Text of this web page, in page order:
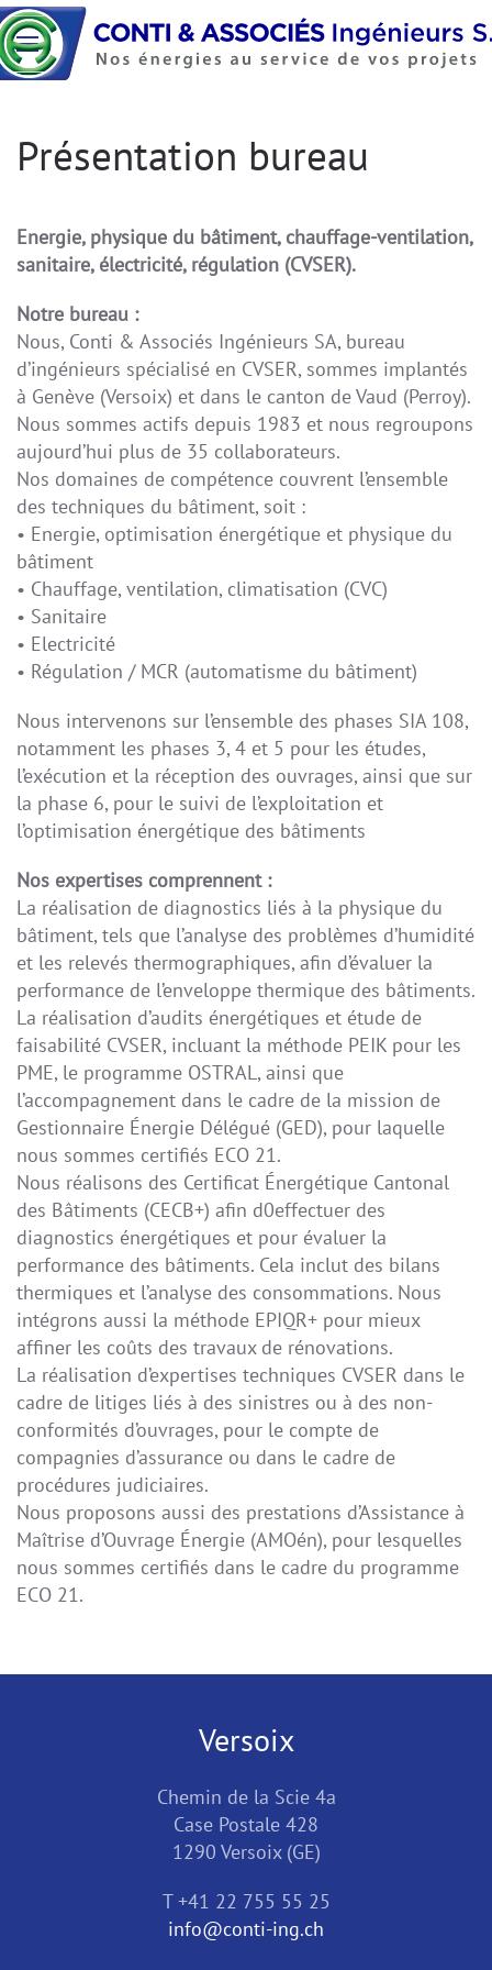
Accéder au contenu principal
Présentation bureau
Energie, physique du bâtiment, chauffage-ventilation,
sanitaire, électricité, régulation (CVSER).
Notre bureau :
Nous, Conti & Associés Ingénieurs SA, bureau
d’ingénieurs spécialisé en CVSER, sommes implantés
à Genève (Versoix) et dans le canton de Vaud (Perroy).
Nous sommes actifs depuis 1983 et nous regroupons
aujourd’hui plus de 35 collaborateurs.
Nos domaines de compétence couvrent l’ensemble
des techniques du bâtiment, soit :
• Energie, optimisation énergétique et physique du
bâtiment
• Chauffage, ventilation, climatisation (CVC)
• Sanitaire
• Electricité
• Régulation / MCR (automatisme du bâtiment)
Nous intervenons sur l’ensemble des phases SIA 108,
notamment les phases 3, 4 et 5 pour les études,
l’exécution et la réception des ouvrages, ainsi que sur
la phase 6, pour le suivi de l’exploitation et
l’optimisation énergétique des bâtiments
Nos expertises comprennent :
La réalisation de diagnostics liés à la physique du
bâtiment, tels que l’analyse des problèmes d’humidité
et les relevés thermographiques, afin d’évaluer la
performance de l’enveloppe thermique des bâtiments.
La réalisation d’audits énergétiques et étude de
faisabilité CVSER, incluant la méthode PEIK pour les
PME, le programme OSTRAL, ainsi que
l’accompagnement dans le cadre de la mission de
Gestionnaire Énergie Délégué (GED), pour laquelle
nous sommes certifiés ECO 21.
Nous réalisons des Certificat Énergétique Cantonal
des Bâtiments (CECB+) afin d0effectuer des
diagnostics énergétiques et pour évaluer la
performance des bâtiments. Cela inclut des bilans
thermiques et l’analyse des consommations. Nous
intégrons aussi la méthode EPIQR+ pour mieux
affiner les coûts des travaux de rénovations.
La réalisation d’expertises techniques CVSER dans le
cadre de litiges liés à des sinistres ou à des non-
conformités d’ouvrages, pour le compte de
compagnies d’assurance ou dans le cadre de
procédures judiciaires.
Nous proposons aussi des prestations d’Assistance à
Maîtrise d’Ouvrage Énergie (AMOén), pour lesquelles
nous sommes certifiés dans le cadre du programme
ECO 21.
Versoix
Chemin de la Scie 4a
Case Postale 428
1290 Versoix (GE)
T +41 22 755 55 25
info@conti-ing.ch